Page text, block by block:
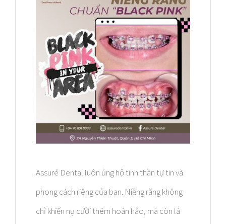
Assuré Dental luôn ủng hộ tinh thần tự tin và
phong cách riêng của bạn. Niềng răng không
chỉ khiến nụ cười thêm hoàn hảo, mà còn là